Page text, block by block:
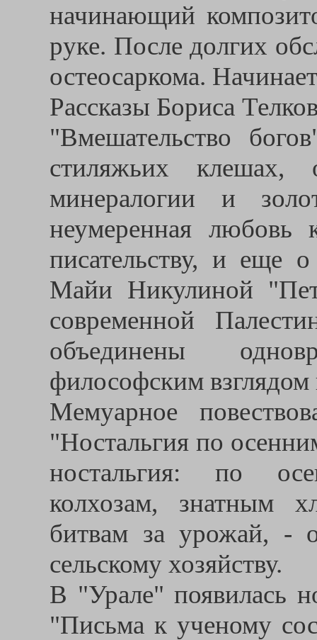
начинающий
руке. После долгих
остеосаркома.
Рассказы Бориса
"Вмешательство
стиляжьих
минералогии и
неумеренная
писательству, и еще
Майи Никулиной
современной
объединены
философским взглядом
Мемуарное
"Ностальгия по
ностальгия: по
колхозам, знатным
битвам за урожай, -
сельскому хозяйству.
В "Урале" появилась
"Письма к ученому